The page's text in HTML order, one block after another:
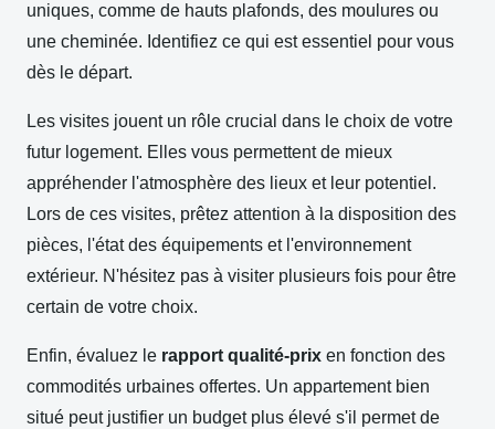
uniques, comme de hauts plafonds, des moulures ou
une cheminée. Identifiez ce qui est essentiel pour vous
dès le départ.
Les visites jouent un rôle crucial dans le choix de votre
futur logement. Elles vous permettent de mieux
appréhender l'atmosphère des lieux et leur potentiel.
Lors de ces visites, prêtez attention à la disposition des
pièces, l'état des équipements et l'environnement
extérieur. N'hésitez pas à visiter plusieurs fois pour être
certain de votre choix.
Enfin, évaluez le rapport qualité-prix en fonction des
commodités urbaines offertes. Un appartement bien
situé peut justifier un budget plus élevé s'il permet de